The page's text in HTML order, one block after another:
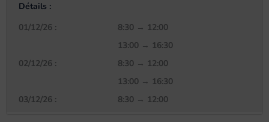
Détails :
01/12/26 :
8:30 → 12:00
13:00 → 16:30
02/12/26 :
8:30 → 12:00
13:00 → 16:30
03/12/26 :
8:30 → 12:00